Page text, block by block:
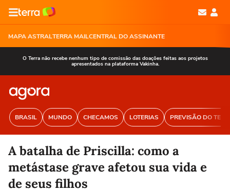
MAPA ASTRALTERRA MAILCENTRAL DO ASSINANTE
O Terra não recebe nenhum tipo de comissão das doações feitas aos projetos
apresentados na plataforma Vakinha.
BRASIL MUNDO CHECAMOS LOTERIAS PREVISÃO DO
A batalha de Priscilla: como a
metástase grave afetou sua vida e
de seus filhos